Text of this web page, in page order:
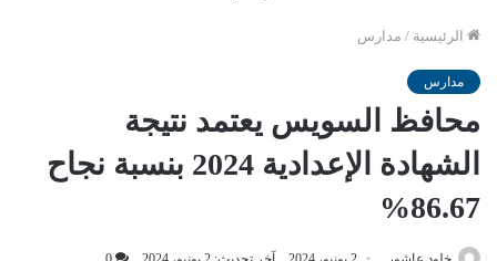
الرئيسية / مدارس
مدارس
محافظ السويس يعتمد نتيجة
الشهادة الإعدادية 2024 بنسبة نجاح
86.67%